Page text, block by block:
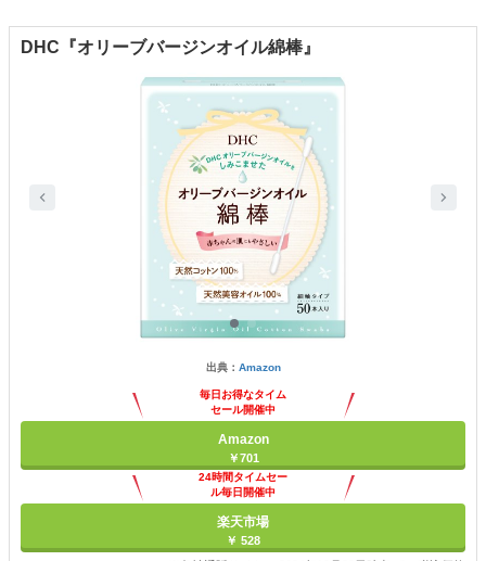
DHC『オリーブバージンオイル綿棒』
出典： Amazon
毎日お得なタイム
セール開催中
Amazon
￥701
24時間タイムセー
ル毎日開催中
楽天市場
￥ 528